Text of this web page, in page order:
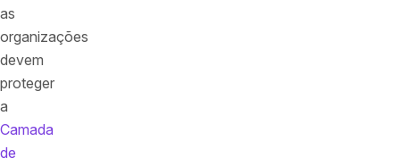
as
organizações
devem
proteger
a
Camada
de